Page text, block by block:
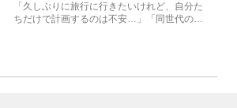
「久しぶりに旅行に行きたいけれど、自分た
ちだけで計画するのは不安…」「同世代の方